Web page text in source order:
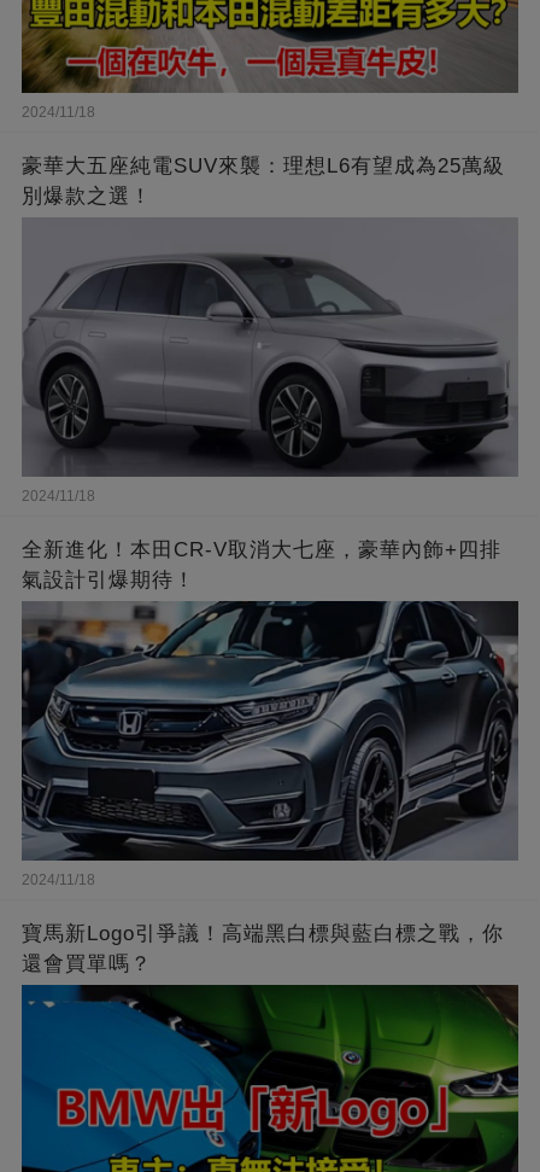
2024/11/18
豪華大五座純電SUV來襲：理想L6有望成為25萬級
別爆款之選！
2024/11/18
全新進化！本田CR-V取消大七座，豪華內飾+四排
氣設計引爆期待！
2024/11/18
寶馬新Logo引爭議！高端黑白標與藍白標之戰，你
還會買單嗎？